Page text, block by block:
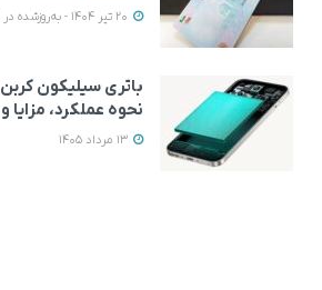
باتری سیلیکون
نحوه عملکرد، مزایا